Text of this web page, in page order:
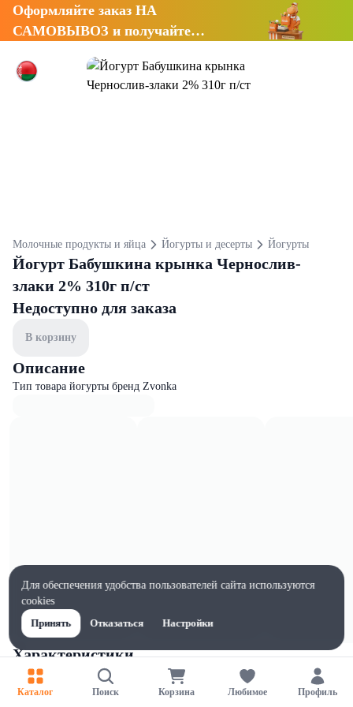
Оформляйте заказ НА
САМОВЫВОЗ и получайте
Молочные продукты и яйца Йогурты и десерты Йогурты
Йогурт Бабушкина крынка Чернослив-
злаки 2% 310г п/ст
Недоступно для заказа
В корзину
Описание
Тип товара йогурты бренд Zvonka
Характеристики
Ширина, мм
83
Каталог Поиск Корзина Любимое Профиль
Для обеспечения удобства пользователей сайта используются
cookies
Принять
Отказаться Настройки